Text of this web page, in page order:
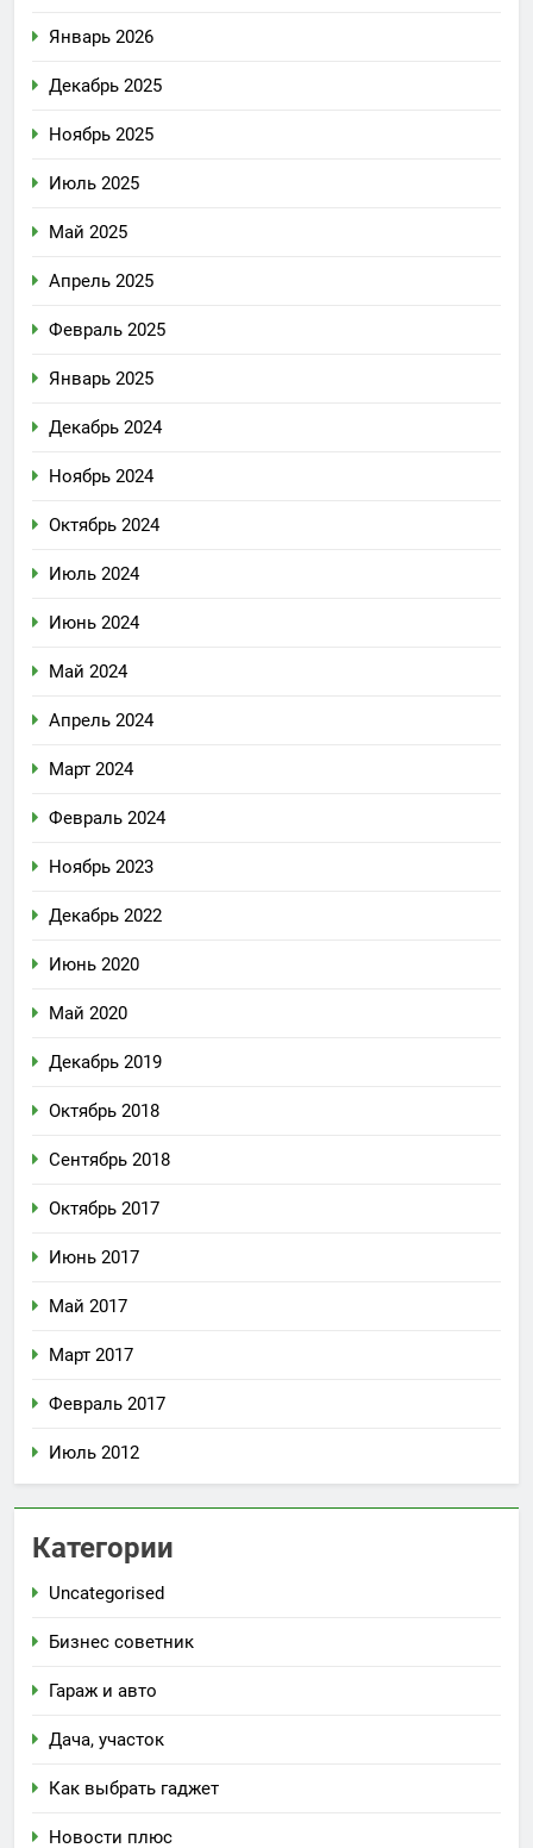
Январь 2026
Декабрь 2025
Ноябрь 2025
Июль 2025
Май 2025
Апрель 2025
Февраль 2025
Январь 2025
Декабрь 2024
Ноябрь 2024
Октябрь 2024
Июль 2024
Июнь 2024
Май 2024
Апрель 2024
Март 2024
Февраль 2024
Ноябрь 2023
Декабрь 2022
Июнь 2020
Май 2020
Декабрь 2019
Октябрь 2018
Сентябрь 2018
Октябрь 2017
Июнь 2017
Май 2017
Март 2017
Февраль 2017
Июль 2012
Категории
Uncategorised
Бизнес советник
Гараж и авто
Дача, участок
Как выбрать гаджет
Новости плюс